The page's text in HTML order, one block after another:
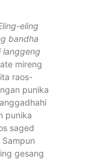
eling
bandha
langgeng
mireng
raos-
punika
punika
saged
gesang